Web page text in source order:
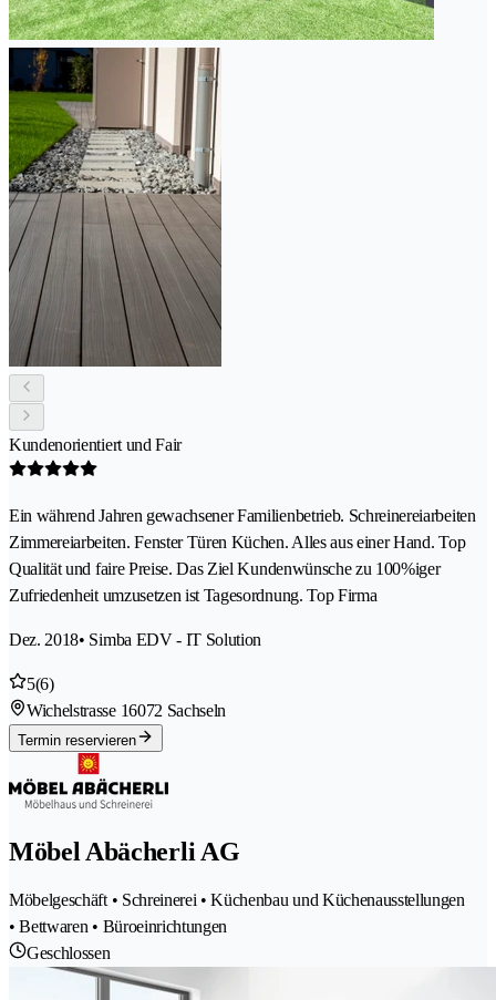
Kundenorientiert und Fair
Ein während Jahren gewachsener Familienbetrieb. Schreinereiarbeiten
Zimmereiarbeiten. Fenster Türen Küchen. Alles aus einer Hand. Top
Qualität und faire Preise. Das Ziel Kundenwünsche zu 100%iger
Zufriedenheit umzusetzen ist Tagesordnung. Top Firma
Dez. 2018• Simba EDV - IT Solution
5(6)
Wichelstrasse 16072 Sachseln
Termin reservieren
Möbel Abächerli AG
Möbelgeschäft • Schreinerei • Küchenbau und Küchenausstellungen
• Bettwaren • Büroeinrichtungen
Geschlossen